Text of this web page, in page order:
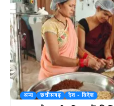
अन्य छत्तीसगढ़ देश - विदेश